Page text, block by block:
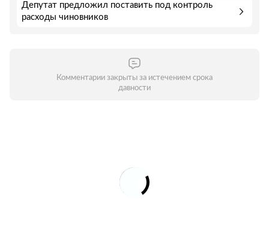
Депутат предложил поставить под контроль
расходы чиновников
Комментарии закрыты за истечением срока
давности